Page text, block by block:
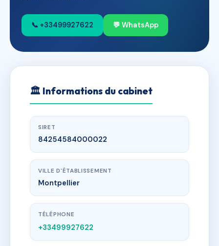
📞 +33499927622 💬 WhatsApp
🏛 Informations du cabinet
SIRET
84254584000022
VILLE D'ÉTABLISSEMENT
Montpellier
TÉLÉPHONE
+33499927622